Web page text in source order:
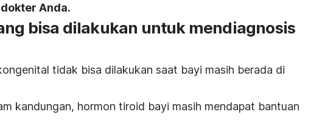
Anda.
bisa dilakukan untuk mendiagnosis
tidak bisa dilakukan saat bayi masih berada di
kandungan, hormon tiroid bayi masih mendapat bantuan